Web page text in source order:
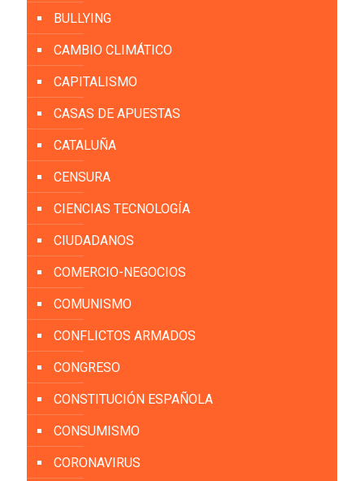
BULLYING
CAMBIO CLIMÁTICO
CAPITALISMO
CASAS DE APUESTAS
CATALUÑA
CENSURA
CIENCIAS TECNOLOGÍA
CIUDADANOS
COMERCIO-NEGOCIOS
COMUNISMO
CONFLICTOS ARMADOS
CONGRESO
CONSTITUCIÓN ESPAÑOLA
CONSUMISMO
CORONAVIRUS